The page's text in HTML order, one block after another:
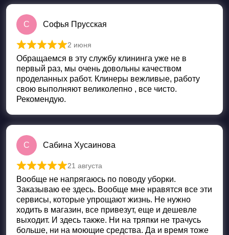
С Софья Прусская
Оценка
2 июня
Обращаемся в эту службу клининга уже не в
первый раз, мы очень довольны качеством
проделанных работ. Клинеры вежливые, работу
свою выполняют великолепно , все чисто.
Рекомендую.
С Сабина Хусаинова
Оценка из 5
21 августа
Вообще не напрягаюсь по поводу уборки.
Заказываю ее здесь. Вообще мне нравятся все эти
сервисы, которые упрощают жизнь. Не нужно
ходить в магазин, все привезут, еще и дешевле
выходит. И здесь также. Ни на тряпки не трачусь
больше, ни на моющие средства. Да и время тоже